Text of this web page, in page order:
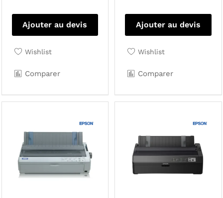
Ajouter au devis
Wishlist
Comparer
Ajouter au devis
Wishlist
Comparer